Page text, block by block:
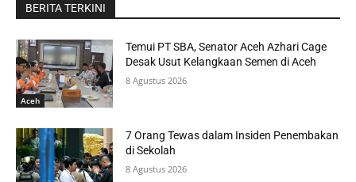
BERITA TERKINI
Aceh
Temui PT SBA, Senator Aceh Azhari Cage
Desak Usut Kelangkaan Semen di Aceh
8 Agustus 2026
7 Orang Tewas dalam Insiden Penembakan
di Sekolah
8 Agustus 2026